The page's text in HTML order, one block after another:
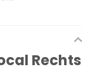
Rechts